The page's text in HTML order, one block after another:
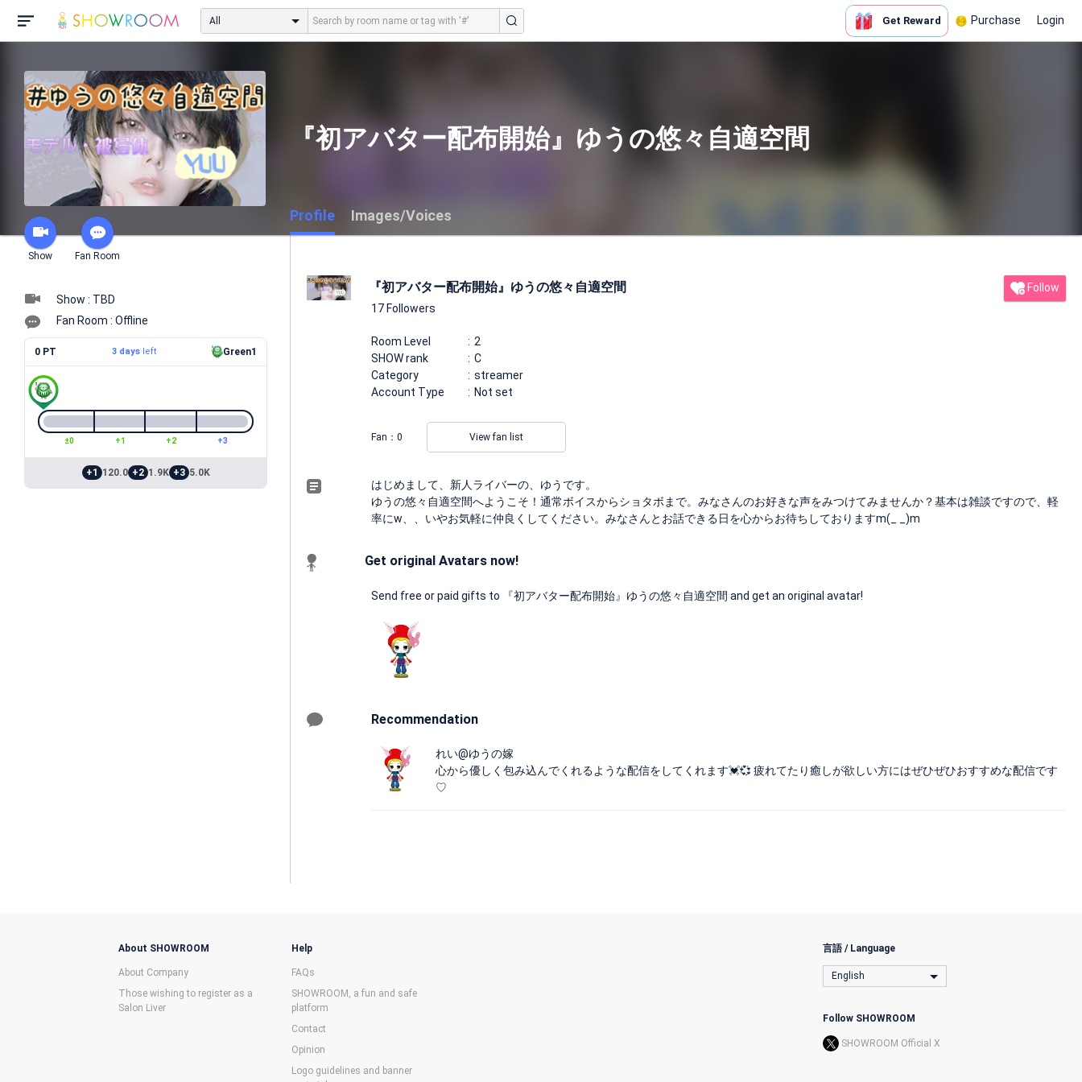
All Get Reward Purchase Login
Show Fan Room
『初アバター配布開始』ゆうの悠々自適空間
Profile Images/Voices
Show : TBD
Fan Room : Offline
0 PT 3 daysleft Green1
±0 +1 +2 +3
+1 120.0 +2 1.9K +3 5.0K
『初アバター配布開始』ゆうの悠々自適空間
17 Followers
Follow
Room Level
2
SHOW rank
C
Category
streamer
Account Type
Not set
Fan： 0 View fan list
はじめまして、新人ライバーの、ゆうです。
ゆうの悠々自適空間へようこそ！通常ボイスからショタボまで。みなさんのお好きな声をみつけてみませんか？基本は雑談ですので、軽
率にw、、いやお気軽に仲良くしてください。みなさんとお話できる日を心からお待ちしておりますm(_ _)m
Get original Avatars now!
Send free or paid gifts to 『初アバター配布開始』ゆうの悠々自適空間 and get an original avatar!
Recommendation
れい@ゆうの嫁
心から優しく包み込んでくれるような配信をしてくれます💓💞 疲れてたり癒しが欲しい方にはぜひぜひおすすめな配信です
♡
About SHOWROOM
About Company
Those wishing to register as a
Salon Liver
Help
FAQs
SHOWROOM, a fun and safe
platform
Contact
Opinion
Logo guidelines and banner
言語 / Language
English
Follow SHOWROOM
SHOWROOM Official X